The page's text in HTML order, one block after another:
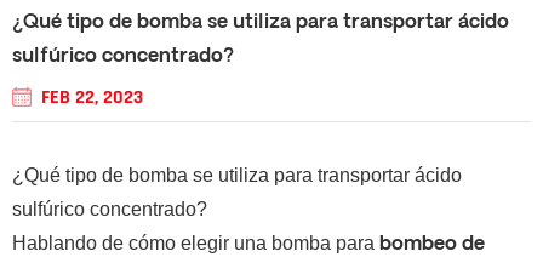
¿Qué tipo de bomba se utiliza para transportar ácido
sulfúrico concentrado?
FEB 22, 2023
¿Qué tipo de bomba se utiliza para transportar ácido
sulfúrico concentrado?
Hablando de cómo elegir una bomba para bombeo de